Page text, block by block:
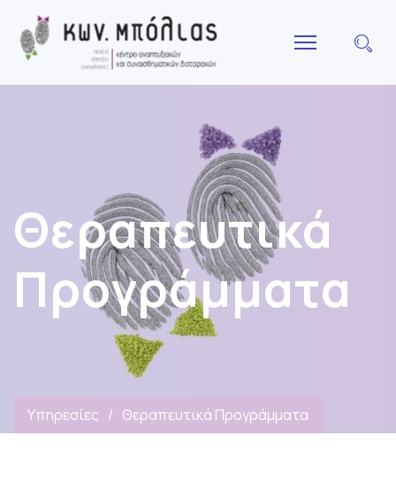
Θεραπευτικά
Προγράμματα
Υπηρεσίες Θεραπευτικά Προγράμματα